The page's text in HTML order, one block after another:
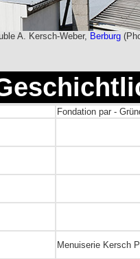
A. Kersch-Weber, Berburg
Fondation par -
Menuiserie Kersch